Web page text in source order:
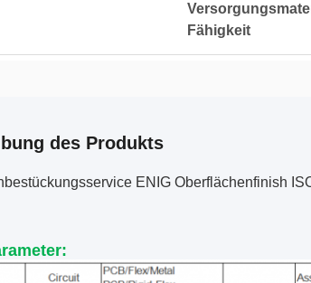
Fähigkeit
des Produkts
ENIG Oberflächenfinish